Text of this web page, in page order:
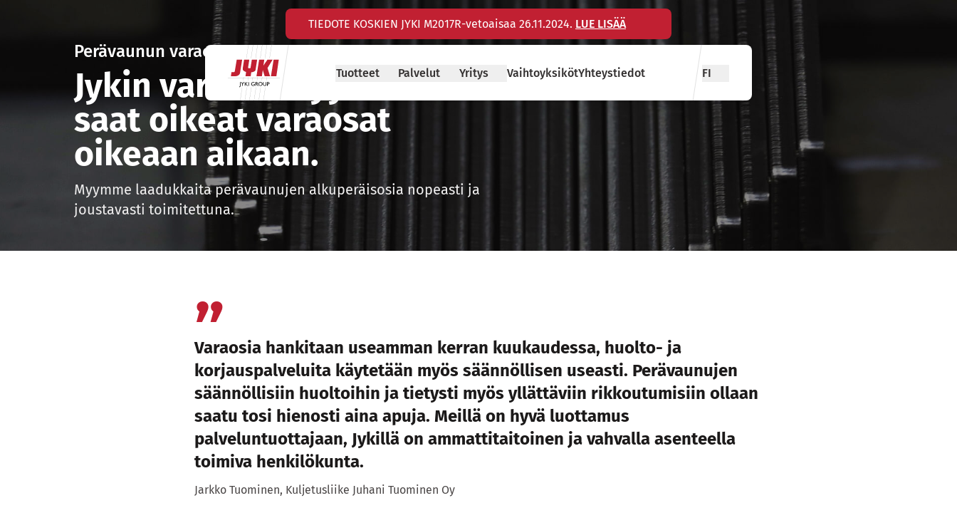
TIEDOTE KOSKIEN JYKI M2017R-vetoaisaa 26.11.2024. LUE LISÄÄ
Tuotteet Palvelut Yritys VaihtoyksikötYhteystiedot FI
Perävaunun varaosat
Jykin varaosamyymälästä
saat oikeat varaosat
oikeaan aikaan.
Myymme laadukkaita perävaunujen alkuperäisosia nopeasti ja
joustavasti toimitettuna.
Varaosia hankitaan useamman kerran kuukaudessa, huolto- ja
korjauspalveluita käytetään myös säännöllisen useasti. Perävaunujen
säännöllisiin huoltoihin ja tietysti myös yllättäviin rikkoutumisiin ollaan
saatu tosi hienosti aina apuja. Meillä on hyvä luottamus
palveluntuottajaan, Jykillä on ammattitaitoinen ja vahvalla asenteella
toimiva henkilökunta.
Jarkko Tuominen, Kuljetusliike Juhani Tuominen Oy